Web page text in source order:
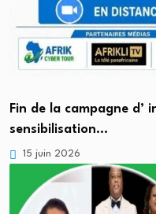
Fin de la campagne d’
sensibilisation…
15 juin 2026